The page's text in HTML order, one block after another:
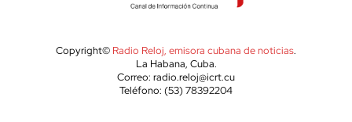
Copyright© Radio Reloj, emisora cubana de noticias.
La Habana, Cuba.
Correo: radio.reloj@icrt.cu
Teléfono: (53) 78392204